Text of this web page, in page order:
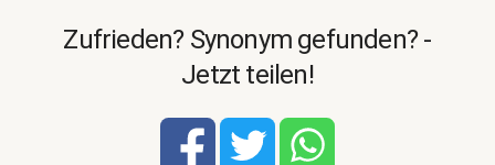
Zufrieden? Synonym gefunden? -
Jetzt teilen!